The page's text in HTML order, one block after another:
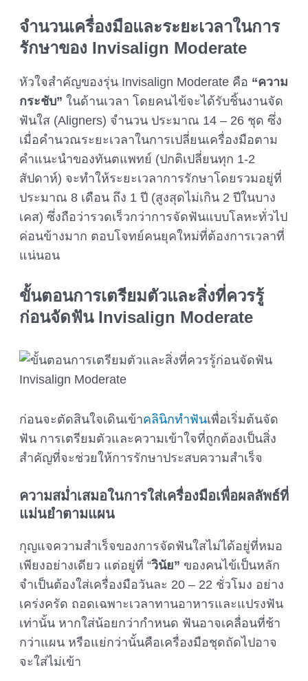
จำนวนเครื่องมือและระยะเวลาในการ
รักษาของ Invisalign Moderate
หัวใจสำคัญของรุ่น Invisalign Moderate คือ “ความ
กระชับ” ในด้านเวลา โดยคนไข้จะได้รับชิ้นงานจัด
ฟันใส (Aligners) จำนวน ประมาณ 14 – 26 ชุด ซึ่ง
เมื่อคำนวณระยะเวลาในการเปลี่ยนเครื่องมือตาม
คำแนะนำของทันตแพทย์ (ปกติเปลี่ยนทุก 1-2
สัปดาห์) จะทำให้ระยะเวลาการรักษาโดยรวมอยู่ที่
ประมาณ 8 เดือน ถึง 1 ปี (สูงสุดไม่เกิน 2 ปีในบาง
เคส) ซึ่งถือว่ารวดเร็วกว่าการจัดฟันแบบโลหะทั่วไป
ค่อนข้างมาก ตอบโจทย์คนยุคใหม่ที่ต้องการเวลาที่
แน่นอน
ขั้นตอนการเตรียมตัวและสิ่งที่ควรรู้
ก่อนจัดฟัน Invisalign Moderate
ก่อนจะตัดสินใจเดินเข้าคลินิกทำฟันเพื่อเริ่มต้นจัด
ฟัน การเตรียมตัวและความเข้าใจที่ถูกต้องเป็นสิ่ง
สำคัญที่จะช่วยให้การรักษาประสบความสำเร็จ
ความสม่ำเสมอในการใส่เครื่องมือเพื่อผลลัพธ์ที่
แม่นยำตามแผน
กุญแจความสำเร็จของการจัดฟันใสไม่ได้อยู่ที่หมอ
เพียงอย่างเดียว แต่อยู่ที่ “วินัย” ของคนไข้เป็นหลัก
จำเป็นต้องใส่เครื่องมือวันละ 20 – 22 ชั่วโมง อย่าง
เคร่งครัด ถอดเฉพาะเวลาทานอาหารและแปรงฟัน
เท่านั้น หากใส่น้อยกว่ากำหนด ฟันอาจเคลื่อนที่ช้า
กว่าแผน หรือแย่กว่านั้นคือเครื่องมือชุดถัดไปอาจ
จะใส่ไม่เข้า